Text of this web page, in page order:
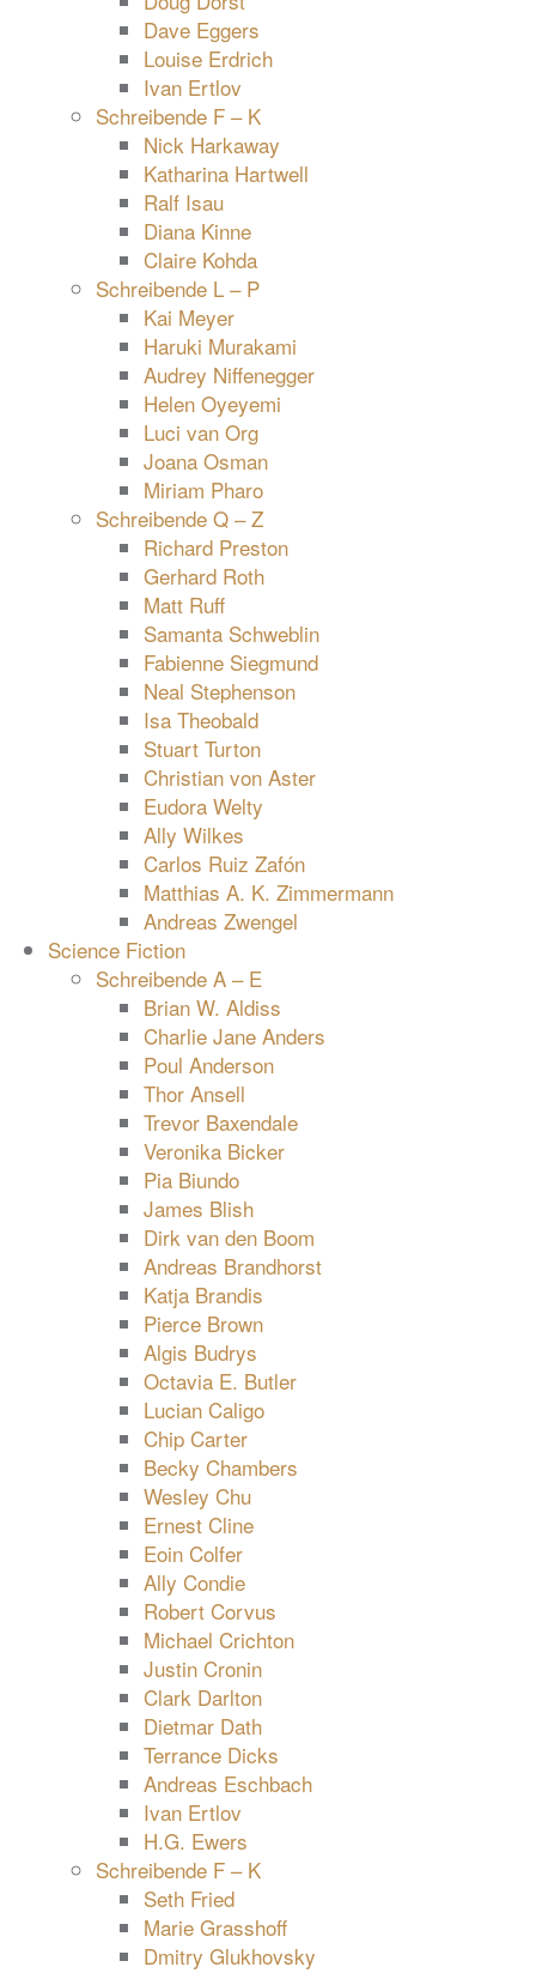
Dave Eggers
Louise Erdrich
Ivan Ertlov
Schreibende F – K
Nick Harkaway
Katharina Hartwell
Ralf Isau
Diana Kinne
Claire Kohda
Schreibende L – P
Kai Meyer
Haruki Murakami
Audrey Niffenegger
Helen Oyeyemi
Luci van Org
Joana Osman
Miriam Pharo
Schreibende Q – Z
Richard Preston
Gerhard Roth
Matt Ruff
Samanta Schweblin
Fabienne Siegmund
Neal Stephenson
Isa Theobald
Stuart Turton
Christian von Aster
Eudora Welty
Ally Wilkes
Carlos Ruiz Zafón
Matthias A. K. Zimmermann
Andreas Zwengel
Science Fiction
Schreibende A – E
Brian W. Aldiss
Charlie Jane Anders
Poul Anderson
Thor Ansell
Trevor Baxendale
Veronika Bicker
Pia Biundo
James Blish
Dirk van den Boom
Andreas Brandhorst
Katja Brandis
Pierce Brown
Algis Budrys
Octavia E. Butler
Lucian Caligo
Chip Carter
Becky Chambers
Wesley Chu
Ernest Cline
Eoin Colfer
Ally Condie
Robert Corvus
Michael Crichton
Justin Cronin
Clark Darlton
Dietmar Dath
Terrance Dicks
Andreas Eschbach
Ivan Ertlov
H.G. Ewers
Schreibende F – K
Seth Fried
Marie Grasshoff
Dmitry Glukhovsky